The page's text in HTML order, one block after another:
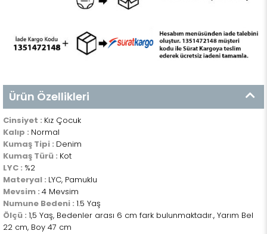
Ürün Özellikleri
Cinsiyet : Kız Çocuk
Kalıp : Normal
Kumaş Tipi : Denim
Kumaş Türü : Kot
LYC : %2
Materyal : LYC, Pamuklu
Mevsim : 4 Mevsim
Numune Bedeni : 1.5 Yaş
Ölçü : 1,5 Yaş, Bedenler arası 6 cm fark bulunmaktadır., Yarım Bel
22 cm, Boy 47 cm